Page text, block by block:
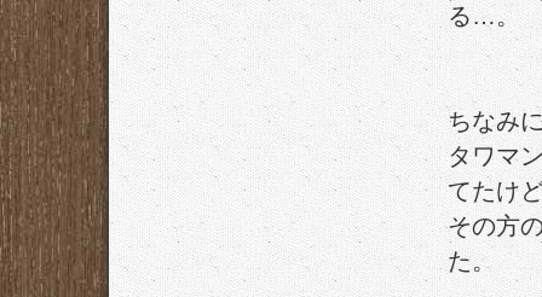
る…。
ちなみ
タワマ
てたけ
その方
た。